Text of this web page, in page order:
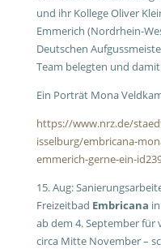
und ihr Kollege Oliver
Emmerich (Nordrhein-
Deutschen
Team belegten und
Ein Porträt Mona
https://www.nrz.de/
isselburg/embricana-
emmerich-gerne-ein-
15. Aug:
Freizeitbad Embricana
ab dem 4. September für
circa Mitte November –